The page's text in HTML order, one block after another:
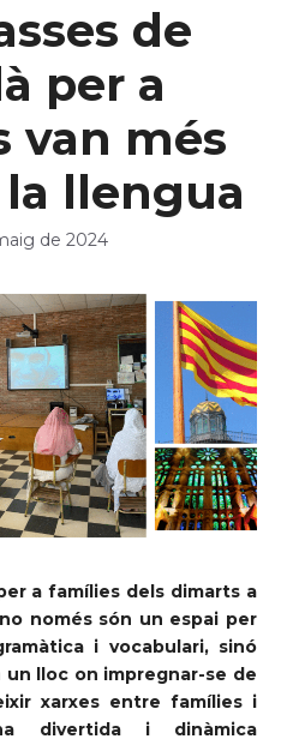
de
per a
van més
llengua
de 2024
a famílies dels dimarts a
només són un espai per
i vocabulari, sinó
lloc on impregnar-se de
xarxes entre famílies i
divertida i dinàmica